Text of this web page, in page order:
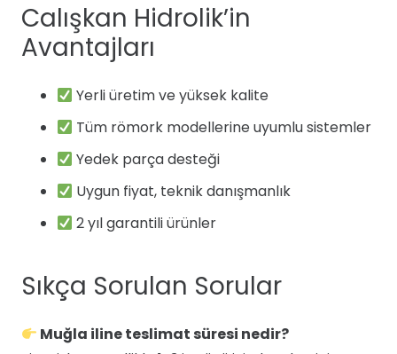
Calışkan Hidrolik’in
Avantajları
Yerli üretim ve yüksek kalite
Tüm römork modellerine uyumlu sistemler
Yedek parça desteği
Uygun fiyat, teknik danışmanlık
2 yıl garantili ürünler
Sıkça Sorulan Sorular
Muğla iline teslimat süresi nedir?